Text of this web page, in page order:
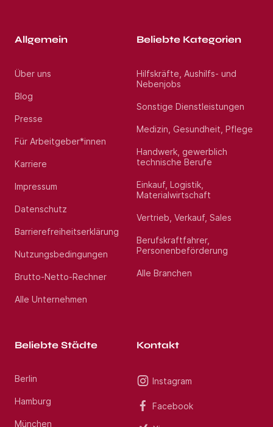
Allgemein
Über uns
Blog
Presse
Für Arbeitgeber*innen
Karriere
Impressum
Datenschutz
Barrierefreiheitserklärung
Nutzungsbedingungen
Brutto-Netto-Rechner
Alle Unternehmen
Beliebte Kategorien
Hilfskräfte, Aushilfs- und
Nebenjobs
Sonstige Dienstleistungen
Medizin, Gesundheit, Pflege
Handwerk, gewerblich
technische Berufe
Einkauf, Logistik,
Materialwirtschaft
Vertrieb, Verkauf, Sales
Berufskraftfahrer,
Personenbeförderung
Alle Branchen
Beliebte Städte
Berlin
Hamburg
München
Kontakt
Instagram
Facebook